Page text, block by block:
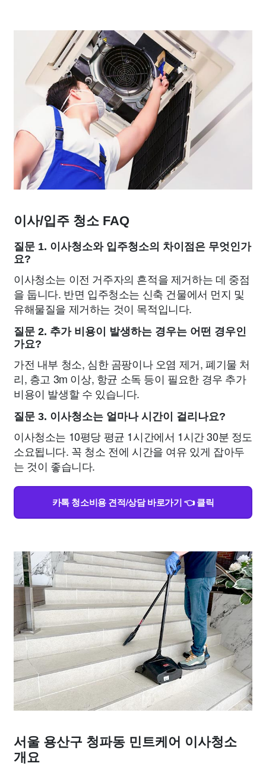
이사/입주 청소 FAQ
질문 1. 이사청소와 입주청소의 차이점은 무엇인가
요?
이사청소는 이전 거주자의 흔적을 제거하는 데 중점
을 둡니다. 반면 입주청소는 신축 건물에서 먼지 및
유해물질을 제거하는 것이 목적입니다.
질문 2. 추가 비용이 발생하는 경우는 어떤 경우인
가요?
가전 내부 청소, 심한 곰팡이나 오염 제거, 폐기물 처
리, 층고 3m 이상, 항균 소독 등이 필요한 경우 추가
비용이 발생할 수 있습니다.
질문 3. 이사청소는 얼마나 시간이 걸리나요?
이사청소는 10평당 평균 1시간에서 1시간 30분 정도
소요됩니다. 꼭 청소 전에 시간을 여유 있게 잡아두
는 것이 좋습니다.
카톡 청소비용 견적/상담 바로가기 👈 클릭
서울 용산구 청파동 민트케어 이사청소
개요